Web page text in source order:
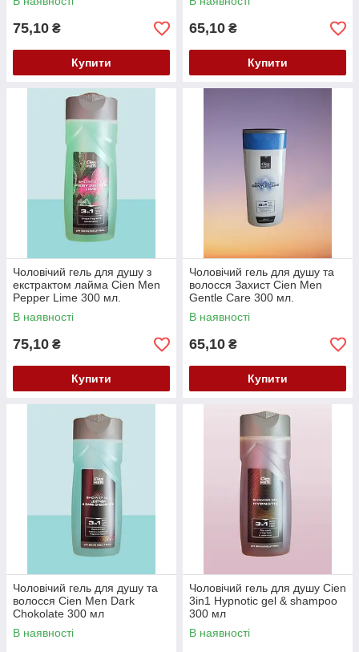
75,10 ₴
Купити
65,10 ₴
Купити
Чоловічий гель для душу з
екстрактом лайма Cien Men
Pepper Lime 300 мл.
В наявності
75,10 ₴
Купити
Чоловічий гель для душу та
волосся Захист Cien Men
Gentle Care 300 мл.
В наявності
65,10 ₴
Купити
Чоловічий гель для душу та
волосся Cien Men Dark
Chokolate 300 мл
В наявності
Чоловічий гель для душу Cien
3in1 Hypnotic gel & shampoo
300 мл
В наявності